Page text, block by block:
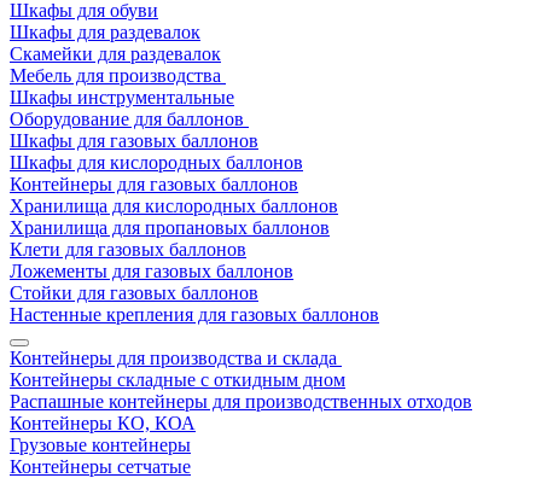
Шкафы для обуви
Шкафы для раздевалок
Скамейки для раздевалок
Мебель для производства
Шкафы инструментальные
Оборудование для баллонов
Шкафы для газовых баллонов
Шкафы для кислородных баллонов
Контейнеры для газовых баллонов
Хранилища для кислородных баллонов
Хранилища для пропановых баллонов
Клети для газовых баллонов
Ложементы для газовых баллонов
Стойки для газовых баллонов
Настенные крепления для газовых баллонов
Контейнеры для производства и склада
Контейнеры складные с откидным дном
Распашные контейнеры для производственных отходов
Контейнеры КО, КОА
Грузовые контейнеры
Контейнеры сетчатые